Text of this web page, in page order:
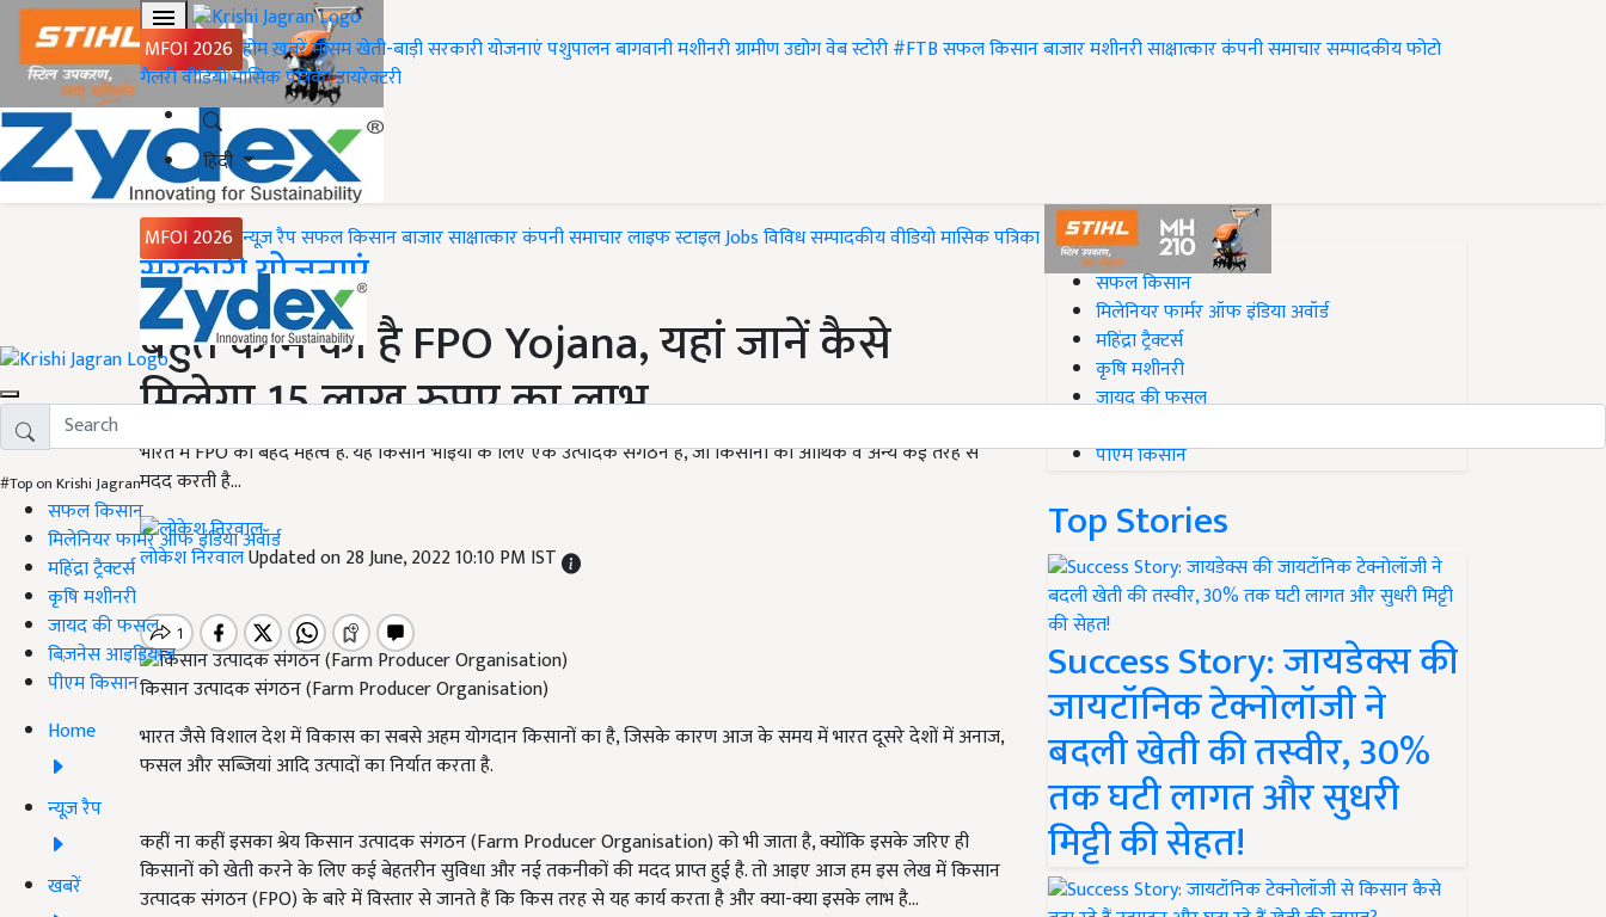
MFOI 2026 होमख़बरेंमौसमखेती-बाड़ीसरकारी योजनाएंपशुपालनबागवानीमशीनरीग्रामीण उद्योगवेब स्टोरी#FTBसफल किसानबाजारमशीनरीसाक्षात्कारकंपनी समाचारसम्पादकीयफोटो
गैलरीवीडियोमासिक पत्रिकाडायरेक्टरी
हिंदी
MFOI 2026 न्यूज़ रैपसफल किसानबाजारसाक्षात्कारकंपनी समाचारलाइफ स्टाइलJobsविविधसम्पादकीयवीडियोमासिक पत्रिका
#Top on Krishi Jagran
सफल किसान
मिलेनियर फार्मर ऑफ इंडिया अवॉर्ड
महिंद्रा ट्रैक्टर्स
कृषि मशीनरी
जायद की फसल
बिज़नेस आइडियाज
पीएम किसान
Home
न्यूज़ रैप
खबरें
Home
सरकारी योजनाएं
बहुत काम की है FPO Yojana, यहां जानें कैसे
मिलेगा 15 लाख रुपए का लाभ
भारत में FPO का बेहद महत्व है. यह किसान भाइयों के लिए एक उत्पादक संगठन है, जो किसानों को आर्थिक व अन्य कई तरह से
मदद करती है...
लोकेश निरवालUpdated on 28 June, 2022 10:10 PM IST
किसान उत्पादक संगठन (Farm Producer Organisation)
भारत जैसे विशाल देश में विकास का सबसे अहम योगदान किसानों का है, जिसके कारण आज के समय में भारत दूसरे देशों में अनाज,
फसल और सब्जियां आदि उत्पादों का निर्यात करता है.
कहीं ना कहीं इसका श्रेय किसान उत्पादक संगठन (Farm Producer Organisation) को भी जाता है, क्योंकि इसके जरिए ही
किसानों को खेती करने के लिए कई बेहतरीन सुविधा और नई तकनीकों की मदद प्राप्त हुई है. तो आइए आज हम इस लेख में किसान
उत्पादक संगठन (FPO) के बारे में विस्तार से जानते हैं कि किस तरह से यह कार्य करता है और क्या-क्या इसके लाभ है...
#Top on Krishi Jagran
सफल किसान
मिलेनियर फार्मर ऑफ इंडिया अवॉर्ड
महिंद्रा ट्रैक्टर्स
कृषि मशीनरी
जायद की फसल
पीएम किसान
Top Stories
Success Story: जायडेक्स की
जायटॉनिक टेक्नोलॉजी ने
बदली खेती की तस्वीर, 30%
तक घटी लागत और सुधरी
मिट्टी की सेहत!